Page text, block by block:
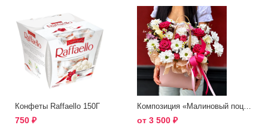
Конфеты Raffaello 150Г
750 ₽ от 3 500 ₽